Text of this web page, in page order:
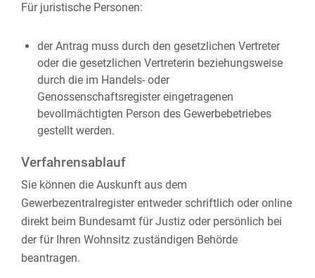
Für juristische Personen:
der Antrag muss durch den gesetzlichen Vertreter
oder die gesetzlichen Vertreterin beziehungsweise
durch die im Handels- oder
Genossenschaftsregister eingetragenen
bevollmächtigten Person des Gewerbebetriebes
gestellt werden.
Verfahrensablauf
Sie können die Auskunft aus dem
Gewerbezentralregister entweder schriftlich oder online
direkt beim Bundesamt für Justiz oder persönlich bei
der für Ihren Wohnsitz zuständigen Behörde
beantragen.